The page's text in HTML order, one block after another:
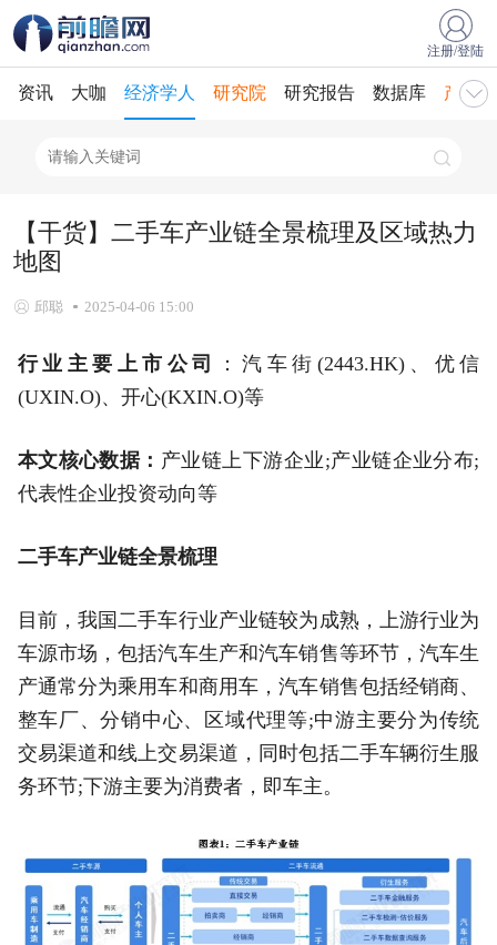
注册/登陆
资讯 大咖 经济学人 研究院 研究报告 数据库 产业
【干货】二手车产业链全景梳理及区域热力
地图
邱聪 2025-04-06 15:00
行业主要上市公司
：汽车街(2443.HK)、优信
(UXIN.O)、开心(KXIN.O)等
本文核心数据： 产业链上下游企业;产业链企业分布;
代表性企业投资动向等
二手车产业链全景梳理
目前，我国二手车行业产业链较为成熟，上游行业为
车源市场，包括汽车生产和汽车销售等环节，汽车生
产通常分为乘用车和商用车，汽车销售包括经销商、
整车厂、分销中心、区域代理等;中游主要分为传统
交易渠道和线上交易渠道，同时包括二手车辆衍生服
务环节;下游主要为消费者，即车主。